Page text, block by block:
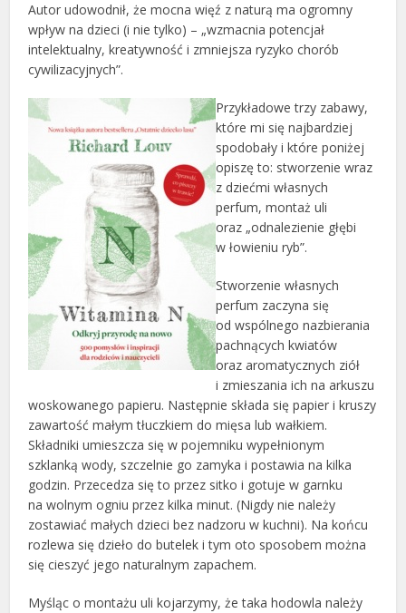
Autor udowodnił, że mocna więź z naturą ma ogromny
wpływ na dzieci (i nie tylko) – „wzmacnia potencjał
intelektualny, kreatywność i zmniejsza ryzyko chorób
cywilizacyjnych”.
Przykładowe trzy zabawy,
które mi się najbardziej
spodobały i które poniżej
opiszę to: stworzenie wraz
z dziećmi własnych
perfum, montaż uli
oraz „odnalezienie głębi
w łowieniu ryb”.
Stworzenie własnych
perfum zaczyna się
od wspólnego nazbierania
pachnących kwiatów
oraz aromatycznych ziół
i zmieszania ich na arkuszu
woskowanego papieru. Następnie składa się papier i kruszy
zawartość małym tłuczkiem do mięsa lub wałkiem.
Składniki umieszcza się w pojemniku wypełnionym
szklanką wody, szczelnie go zamyka i postawia na kilka
godzin. Przecedza się to przez sitko i gotuje w garnku
na wolnym ogniu przez kilka minut. (Nigdy nie należy
zostawiać małych dzieci bez nadzoru w kuchni). Na końcu
rozlewa się dzieło do butelek i tym oto sposobem można
się cieszyć jego naturalnym zapachem.
Myśląc o montażu uli kojarzymy, że taka hodowla należy